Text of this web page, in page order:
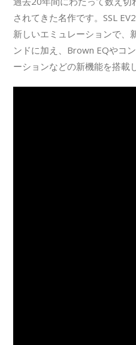
されてきた名作です。SSL
新しいエミュレーションで、
ンドに加え、Brown EQやコ
ーションなどの新機能を搭載